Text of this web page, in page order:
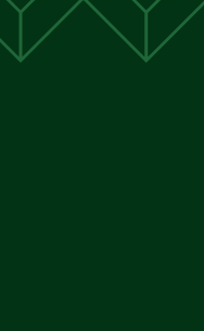
Cunen
CunenJan Cunen